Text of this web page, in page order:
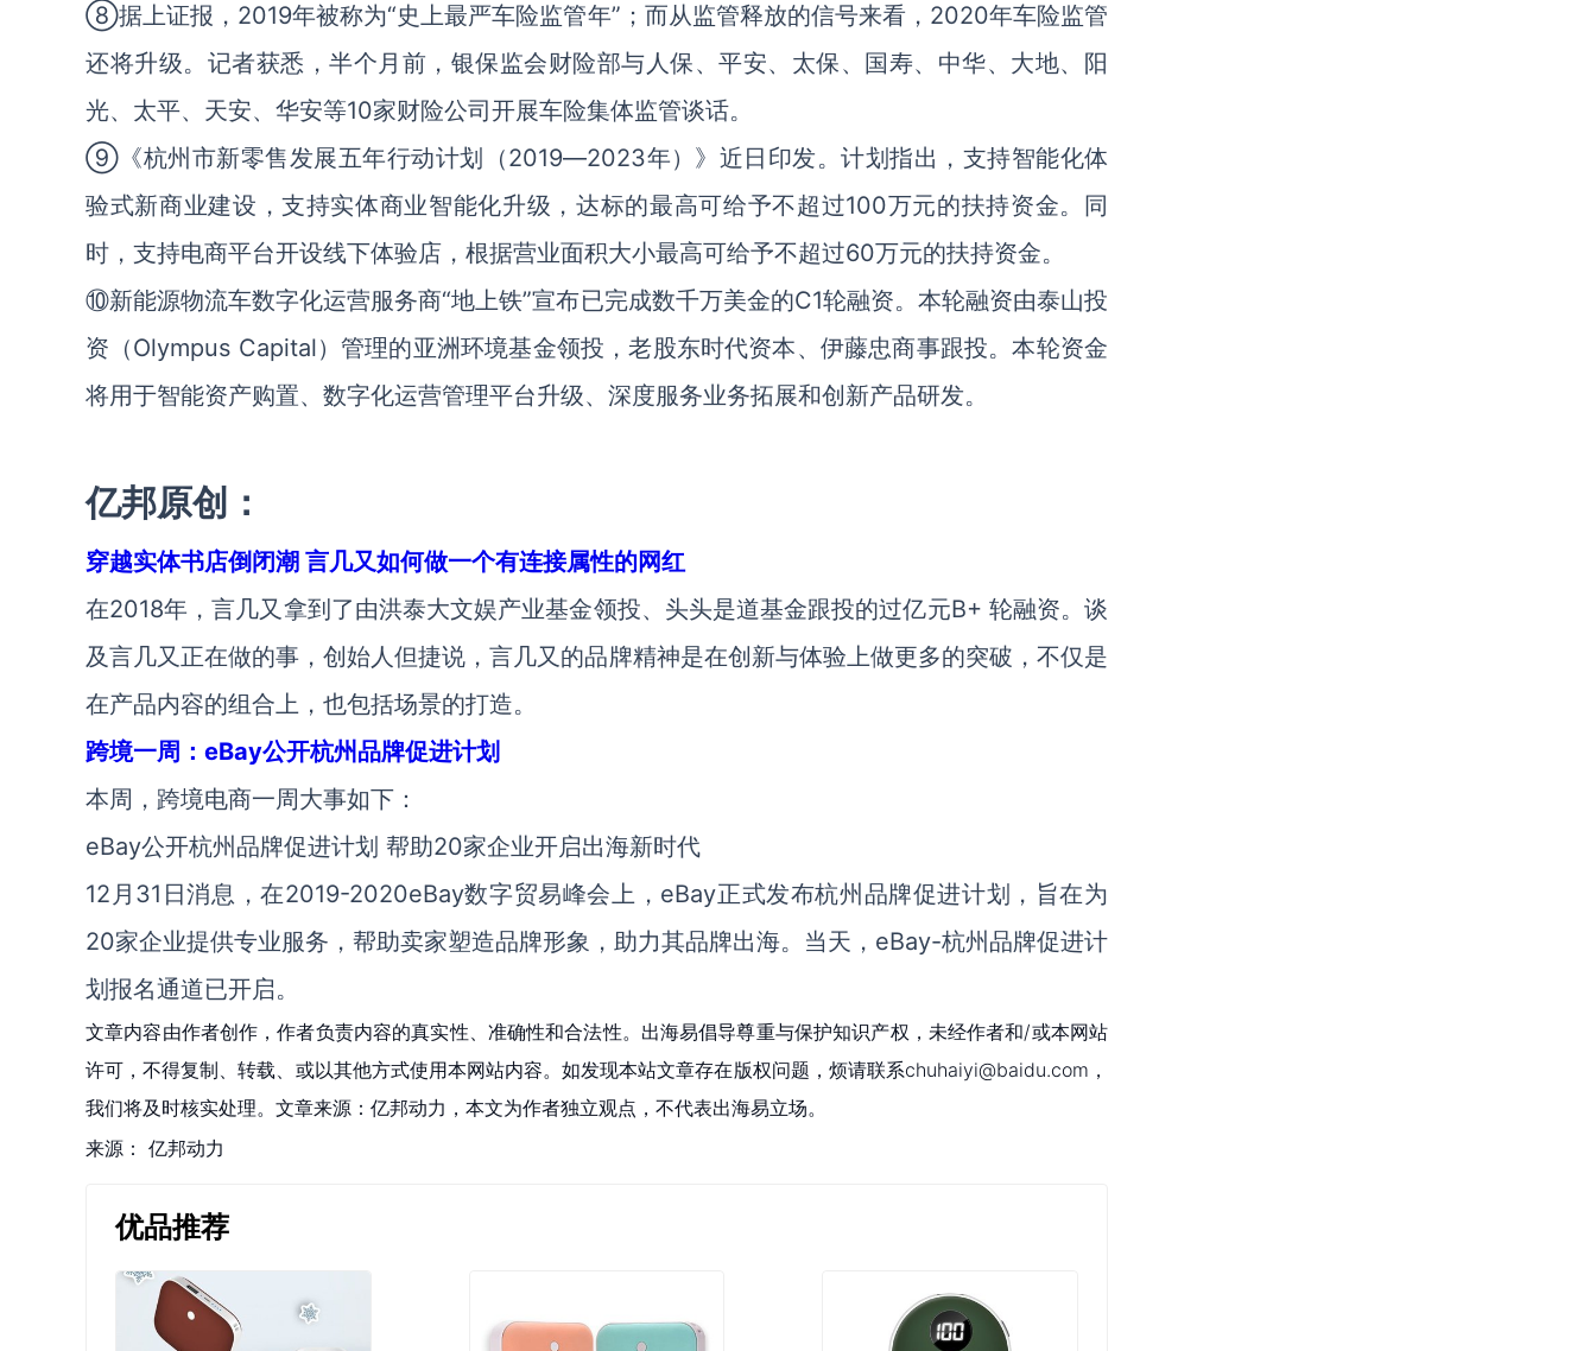
⑧据上证报，2019年被称为“史上最严车险监管年”；而从监管释放的信号来看，2020年车险监管
还将升级。记者获悉，半个月前，银保监会财险部与人保、平安、太保、国寿、中华、大地、阳
光、太平、天安、华安等10家财险公司开展车险集体监管谈话。
⑨《杭州市新零售发展五年行动计划（2019―2023年）》近日印发。计划指出，支持智能化体
验式新商业建设，支持实体商业智能化升级，达标的最高可给予不超过100万元的扶持资金。同
时，支持电商平台开设线下体验店，根据营业面积大小最高可给予不超过60万元的扶持资金。
⑩新能源物流车数字化运营服务商“地上铁”宣布已完成数千万美金的C1轮融资。本轮融资由泰山投
资（Olympus Capital）管理的亚洲环境基金领投，老股东时代资本、伊藤忠商事跟投。本轮资金
将用于智能资产购置、数字化运营管理平台升级、深度服务业务拓展和创新产品研发。
亿邦原创：
穿越实体书店倒闭潮 言几又如何做一个有连接属性的网红
在2018年，言几又拿到了由洪泰大文娱产业基金领投、头头是道基金跟投的过亿元B+ 轮融资。谈
及言几又正在做的事，创始人但捷说，言几又的品牌精神是在创新与体验上做更多的突破，不仅是
在产品内容的组合上，也包括场景的打造。
跨境一周：eBay公开杭州品牌促进计划
本周，跨境电商一周大事如下：
eBay公开杭州品牌促进计划 帮助20家企业开启出海新时代
12月31日消息，在2019-2020eBay数字贸易峰会上，eBay正式发布杭州品牌促进计划，旨在为
20家企业提供专业服务，帮助卖家塑造品牌形象，助力其品牌出海。当天，eBay-杭州品牌促进计
划报名通道已开启。
文章内容由作者创作，作者负责内容的真实性、准确性和合法性。出海易倡导尊重与保护知识产权，未经作者和/或本网站
许可，不得复制、转载、或以其他方式使用本网站内容。如发现本站文章存在版权问题，烦请联系chuhaiyi@baidu.com，
我们将及时核实处理。文章来源：亿邦动力，本文为作者独立观点，不代表出海易立场。
来源： 亿邦动力
优品推荐